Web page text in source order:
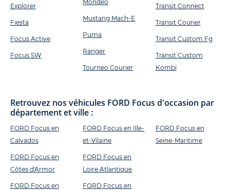
Explorer
Fiesta
Focus Active
Focus SW
Mondeo
Mustang Mach-E
Puma
Ranger
Tourneo Courier
Transit Connect
Transit Courier
Transit Custom Fg
Transit Custom
Kombi
Retrouvez nos véhicules FORD Focus d'occasion par
département et ville :
FORD Focus en
Calvados
FORD Focus en
Côtes d'Armor
FORD Focus en
FORD Focus en Ille-
et-Vilaine
FORD Focus en
Loire Atlantique
FORD Focus en
FORD Focus en
Seine-Maritime